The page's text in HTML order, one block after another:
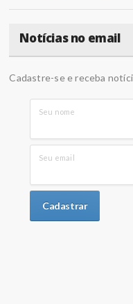
Notícias no email
Cadastre-se e receba
Seu nome
Seu email